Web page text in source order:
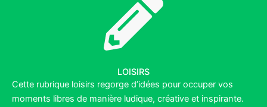
LOISIRS
Cette rubrique loisirs regorge d’idées pour occuper vos
moments libres de manière ludique, créative et inspirante.